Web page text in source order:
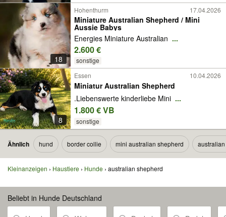
18
Hohenthurm 17.04.2026
Miniature Australian Shepherd / Mini
Aussie Babys
Energies Miniature Australian ...
2.600 €
sonstige
8
Essen 10.04.2026
Miniatur Australian Shepherd
.Liebenswerte kinderliebe Mini ...
1.800 € VB
sonstige
Ähnlich hund border collie mini australian shepherd
Kleinanzeigen Haustiere Hunde australian shepherd
Beliebt in Hunde Deutschland